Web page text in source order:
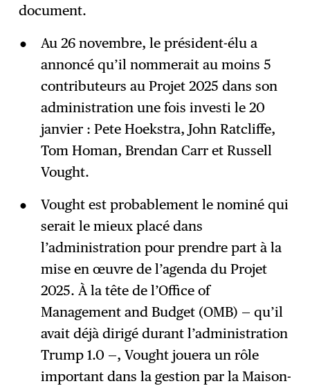
document.
Au 26 novembre, le président-élu a
annoncé qu’il nommerait au moins 5
contributeurs au Projet 2025 dans son
administration une fois investi le 20
janvier : Pete Hoekstra, John Ratcliffe,
Tom Homan, Brendan Carr et Russell
Vought.
Vought est probablement le nominé qui
serait le mieux placé dans
l’administration pour prendre part à la
mise en œuvre de l’agenda du Projet
2025. À la tête de l’Office of
Management and Budget (OMB) — qu’il
avait déjà dirigé durant l’administration
Trump 1.0 —, Vought jouera un rôle
important dans la gestion par la Maison-